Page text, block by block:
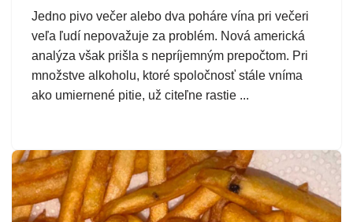
Jedno pivo večer alebo dva poháre vína pri večeri
veľa ľudí nepovažuje za problém. Nová americká
analýza však prišla s nepríjemným prepočtom. Pri
množstve alkoholu, ktoré spoločnosť stále vníma
ako umiernené pitie, už citeľne rastie ...